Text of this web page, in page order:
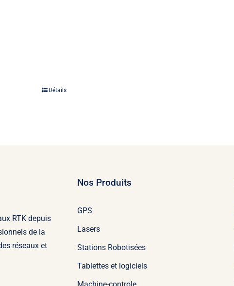
Détails
RTK depuis
de la
réseaux et
Nos Produits
GPS
Lasers
Stations Robotisées
Tablettes et logiciels